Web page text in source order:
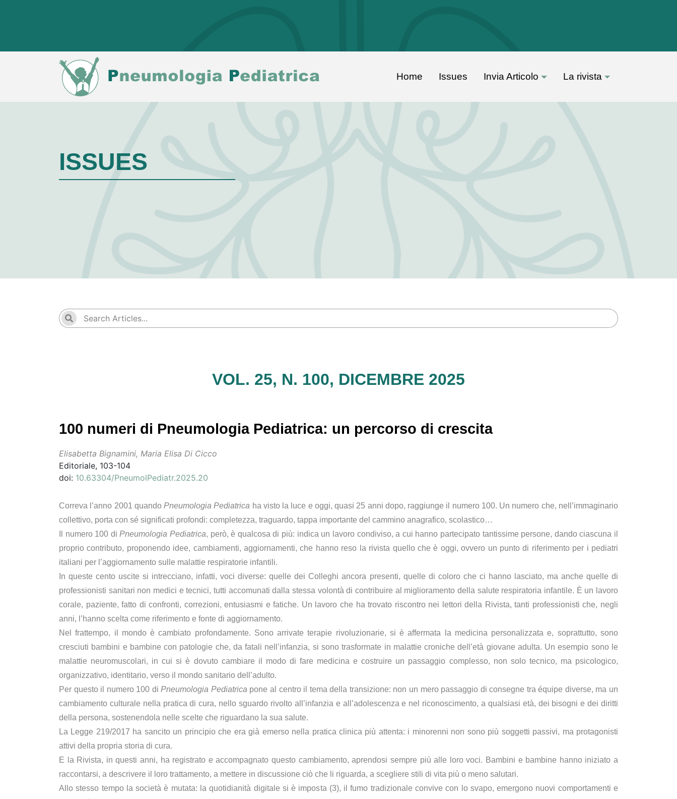
Home Issues Invia Articolo La rivista
ISSUES
VOL. 25, N. 100, DICEMBRE 2025
100 numeri di Pneumologia Pediatrica: un percorso di crescita
Elisabetta Bignamini, Maria Elisa Di Cicco
Editoriale, 103-104
doi: 10.63304/PneumolPediatr.2025.20
Correva l’anno 2001 quandoPneumologia Pediatrica ha visto la luce e oggi, quasi 25 anni dopo, raggiunge il numero 100. Un numero che, nell’immaginario
collettivo, porta con sé significati profondi: completezza, traguardo, tappa importante del cammino anagrafico, scolastico…
Il numero 100 diPneumologia Pediatrica, però, è qualcosa di più: indica un lavoro condiviso, a cui hanno partecipato tantissime persone, dando ciascuna il
proprio contributo, proponendo idee, cambiamenti, aggiornamenti, che hanno reso la rivista quello che è oggi, ovvero un punto di riferimento per i pediatri
italiani per l’aggiornamento sulle malattie respiratorie infantili.
In queste cento uscite si intrecciano, infatti, voci diverse: quelle dei Colleghi ancora presenti, quelle di coloro che ci hanno lasciato, ma anche quelle di
professionisti sanitari non medici e tecnici, tutti accomunati dalla stessa volontà di contribuire al miglioramento della salute respiratoria infantile. È un lavoro
corale, paziente, fatto di confronti, correzioni, entusiasmi e fatiche. Un lavoro che ha trovato riscontro nei lettori della Rivista, tanti professionisti che, negli
anni, l’hanno scelta come riferimento e fonte di aggiornamento.
Nel frattempo, il mondo è cambiato profondamente. Sono arrivate terapie rivoluzionarie, si è affermata la medicina personalizzata e, soprattutto, sono
cresciuti bambini e bambine con patologie che, da fatali nell’infanzia, si sono trasformate in malattie croniche dell’età giovane adulta. Un esempio sono le
malattie neuromuscolari, in cui si è dovuto cambiare il modo di fare medicina e costruire un passaggio complesso, non solo tecnico, ma psicologico,
organizzativo, identitario, verso il mondo sanitario dell’adulto.
Per questo il numero 100 diPneumologia Pediatrica pone al centro il tema della transizione: non un mero passaggio di consegne tra équipe diverse, ma un
cambiamento culturale nella pratica di cura, nello sguardo rivolto all’infanzia e all’adolescenza e nel riconoscimento, a qualsiasi età, dei bisogni e dei diritti
della persona, sostenendola nelle scelte che riguardano la sua salute.
La Legge 219/2017 ha sancito un principio che era già emerso nella pratica clinica più attenta: i minorenni non sono più soggetti passivi, ma protagonisti
attivi della propria storia di cura.
E la Rivista, in questi anni, ha registrato e accompagnato questo cambiamento, aprendosi sempre più alle loro voci. Bambini e bambine hanno iniziato a
raccontarsi, a descrivere il loro trattamento, a mettere in discussione ciò che li riguarda, a scegliere stili di vita più o meno salutari.
Allo stesso tempo la società è mutata: la quotidianità digitale si è imposta (3), il fumo tradizionale convive con lo svapo, emergono nuovi comportamenti e